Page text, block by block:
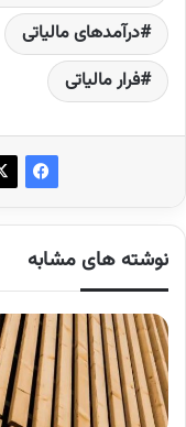
درآمدهای مالیاتی
فرار مالیاتی
نوشته های مشابه